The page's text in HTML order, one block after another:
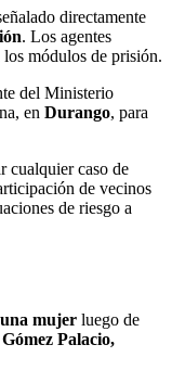
directamente
. Los agentes
módulos de prisión.
del Ministerio
en Durango, para
cualquier caso de
de vecinos
de riesgo a
mujer luego de
Gómez Palacio,